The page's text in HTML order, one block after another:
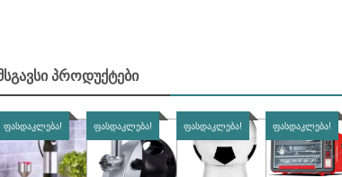
ᲞᲠᲝᲓᲣᲥᲢᲔᲑᲘ
ᲤᲐᲡᲓᲐᲙᲚᲔᲑᲐ! ᲤᲐᲡᲓᲐᲙᲚᲔᲑᲐ! ᲤᲐᲡᲓᲐᲙᲚᲔᲑᲐ! ᲤᲐᲡᲓᲐᲙᲚᲔᲑᲐ!